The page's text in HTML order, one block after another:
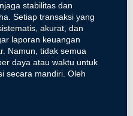
stabilitas dan
Setiap transaksi yang
akurat, dan
laporan keuangan
Namun, tidak semua
daya atau waktu untuk
secara mandiri. Oleh